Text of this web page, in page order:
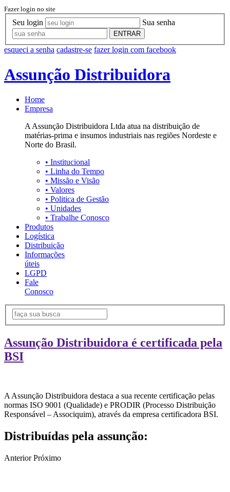
Fazer login no site
Seu login Sua senha
ENTRAR
esqueci a senha cadastre-se fazer login com facebook
Assunção Distribuidora
Home
Empresa
A Assunção Distribuidora Ltda atua na distribuição de
matérias-prima e insumos industriais nas regiões Nordeste e
Norte do Brasil.
• Institucional
• Linha do Tempo
• Missão e Visão
• Valores
• Politica de Gestão
• Unidades
• Trabalhe Conosco
Produtos
Logística
Distribuição
Informações
úteis
LGPD
Fale
Conosco
Assunção Distribuidora é certificada pela
BSI
A Assunção Distribuidora destaca a sua recente certificação pelas
normas ISO 9001 (Qualidade) e PRODIR (Processo Distribuição
Responsável – Associquim), através da empresa certificadora BSI.
Distribuídas pela assunção:
Anterior Próximo